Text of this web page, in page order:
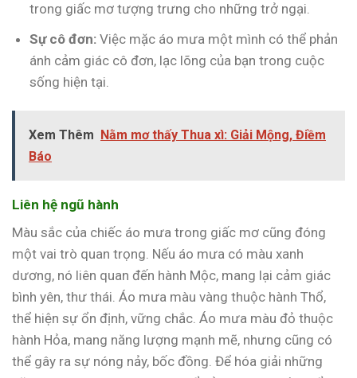
trong giấc mơ tượng trưng cho những trở ngại.
Sự cô đơn: Việc mặc áo mưa một mình có thể phản
ánh cảm giác cô đơn, lạc lõng của bạn trong cuộc
sống hiện tại.
Xem Thêm Nằm mơ thấy Thua xì: Giải Mộng, Điềm
Báo
Liên hệ ngũ hành
Màu sắc của chiếc áo mưa trong giấc mơ cũng đóng
một vai trò quan trọng. Nếu áo mưa có màu xanh
dương, nó liên quan đến hành Mộc, mang lại cảm giác
bình yên, thư thái. Áo mưa màu vàng thuộc hành Thổ,
thể hiện sự ổn định, vững chắc. Áo mưa màu đỏ thuộc
hành Hỏa, mang năng lượng mạnh mẽ, nhưng cũng có
thể gây ra sự nóng nảy, bốc đồng. Để hóa giải những